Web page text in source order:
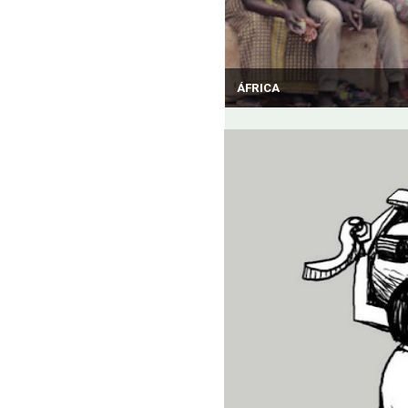
ÁFRICA